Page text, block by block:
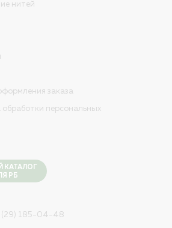
нитей
заказа
обработки персональных
КАТАЛОГ
РБ
(29) 185-04-48